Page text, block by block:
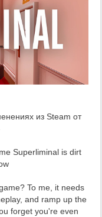
из Steam от
Superliminal is dirt
To me, it needs
and ramp up the
forget you're even